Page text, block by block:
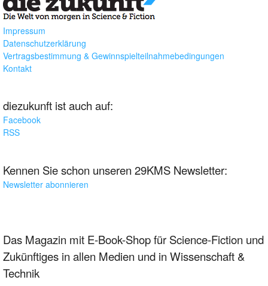
Impressum
Datenschutzerklärung
Vertragsbestimmung & Gewinnspielteilnahmebedingungen
Kontakt
diezukunft ist auch auf:
Facebook
RSS
Kennen Sie schon unseren 29KMS Newsletter:
Newsletter abonnieren
Das Magazin mit E-Book-Shop für Science-Fiction und
Zukünftiges in allen Medien und in Wissenschaft &
Technik